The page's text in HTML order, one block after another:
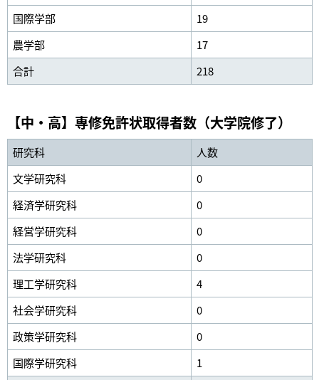
国際学部
19
農学部
17
合計
218
【中・高】専修免許状取得者数（大学院修了）
研究科
人数
文学研究科
0
経済学研究科
0
経営学研究科
0
法学研究科
0
理工学研究科
4
社会学研究科
0
政策学研究科
0
国際学研究科
1